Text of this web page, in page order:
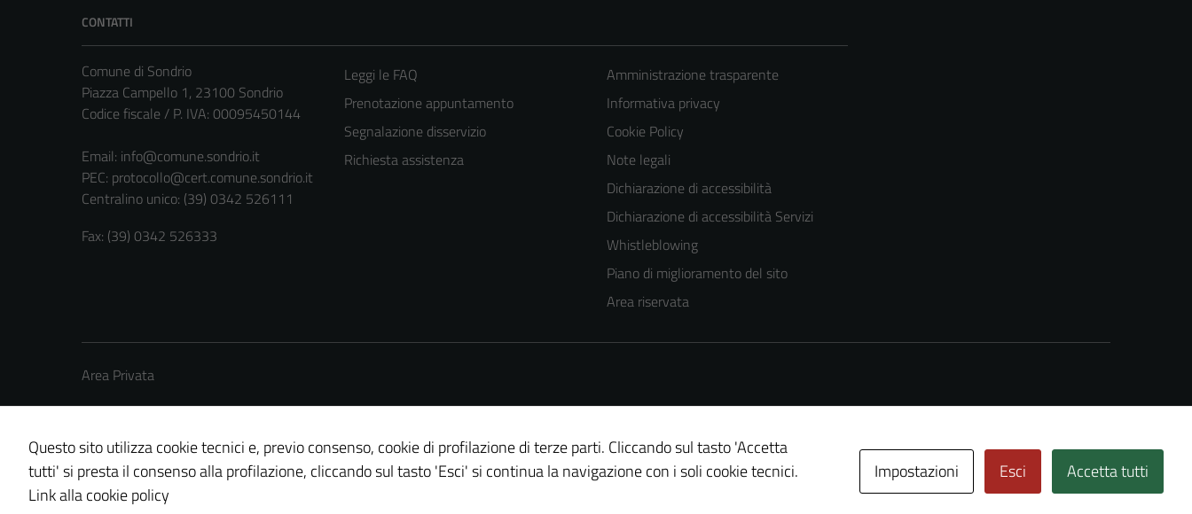
CONTATTI
Comune di Sondrio
Piazza Campello 1, 23100 Sondrio
Codice fiscale / P. IVA: 00095450144
Email: info@comune.sondrio.it
PEC: protocollo@cert.comune.sondrio.it
Centralino unico: (39) 0342 526111
Fax: (39) 0342 526333
Leggi le FAQ
Prenotazione appuntamento
Segnalazione disservizio
Richiesta assistenza
Amministrazione trasparente
Informativa privacy
Cookie Policy
Note legali
Dichiarazione di accessibilità
Dichiarazione di accessibilità Servizi
Whistleblowing
Piano di miglioramento del sito
Area riservata
Area Privata
Credits: © Technical Design s.r.l.
Questo sito utilizza cookie tecnici e, previo consenso, cookie di profilazione di terze parti. Cliccando sul tasto 'Accetta
tutti' si presta il consenso alla profilazione, cliccando sul tasto 'Esci' si continua la navigazione con i soli cookie tecnici.
Link alla cookie policy
Impostazioni Esci Accetta tutti
Tecnici
Questi cookie
essere
disabilitati.